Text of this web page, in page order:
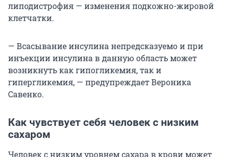
липодистрофия — изменения подкожно-жировой
клетчатки.
— Всасывание инсулина непредсказуемо и при
инъекции инсулина в данную область может
возникнуть как гипогликемия, так и
гипергликемия, — предупреждает Вероника
Савенко.
Как чувствует себя человек с низким
сахаром
Человек с низким уровнем сахара в крови может